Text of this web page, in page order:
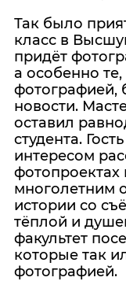
Так было
класс в
придёт
а особенно
фотографией,
новости.
оставил
студента.
интересом
фотопроектах
многолетним
истории со
тёплой и
факультет
которые так
фотографией.